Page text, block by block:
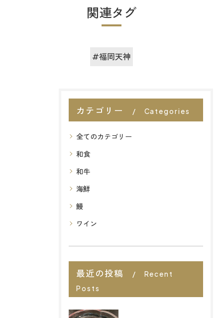
関連タグ
#福岡天神
カテゴリー Categories
全てのカテゴリー
和食
和牛
海鮮
鰻
ワイン
最近の投稿
Recent
Posts